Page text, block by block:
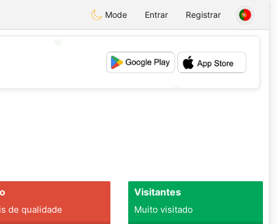
Mode Entrar Registrar
💕
de qualidade
Visitantes
Muito visitado